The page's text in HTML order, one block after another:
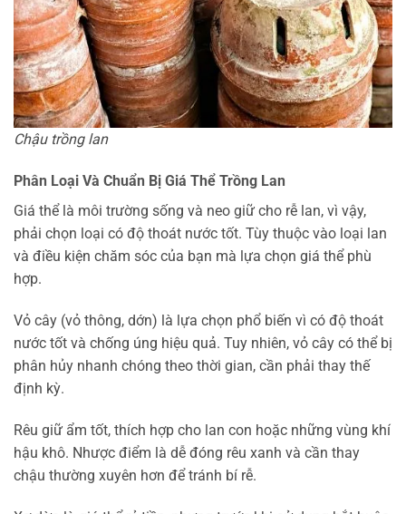
Chậu trồng lan
Phân Loại Và Chuẩn Bị Giá Thể Trồng Lan
Giá thể là môi trường sống và neo giữ cho rễ lan, vì vậy,
phải chọn loại có độ thoát nước tốt. Tùy thuộc vào loại lan
và điều kiện chăm sóc của bạn mà lựa chọn giá thể phù
hợp.
Vỏ cây (vỏ thông, dớn) là lựa chọn phổ biến vì có độ thoát
nước tốt và chống úng hiệu quả. Tuy nhiên, vỏ cây có thể bị
phân hủy nhanh chóng theo thời gian, cần phải thay thế
định kỳ.
Rêu giữ ẩm tốt, thích hợp cho lan con hoặc những vùng khí
hậu khô. Nhược điểm là dễ đóng rêu xanh và cần thay
chậu thường xuyên hơn để tránh bí rễ.